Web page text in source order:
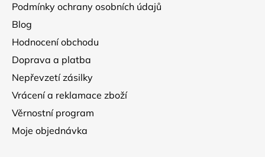
Podmínky ochrany osobních údajů
Blog
Hodnocení obchodu
Doprava a platba
Nepřevzetí zásilky
Vrácení a reklamace zboží
Věrnostní program
Moje objednávka